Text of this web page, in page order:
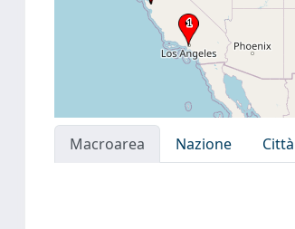
Macroarea Nazione Città